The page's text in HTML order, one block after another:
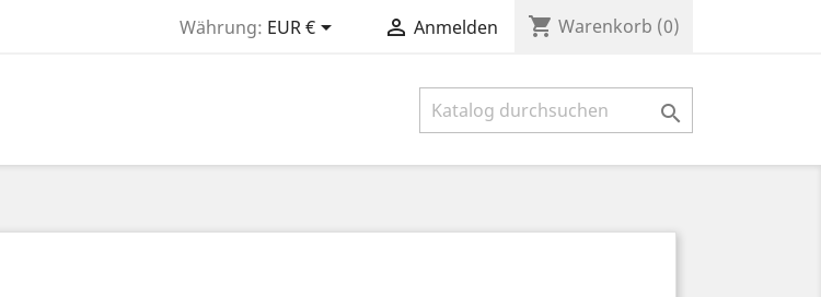
Währung: EUR €  Anmelden shopping_cart Warenkorb (0)
